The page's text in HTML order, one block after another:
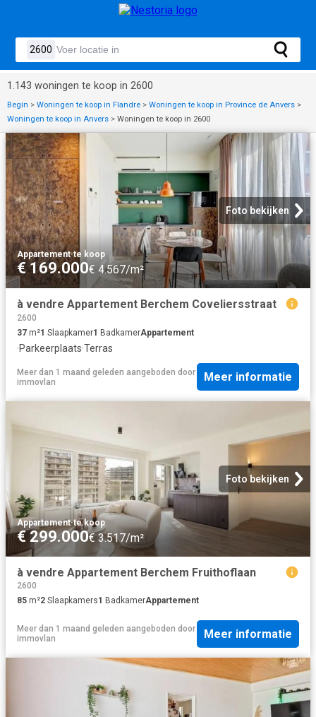
1.143 woningen te koop in 2600
Begin > Woningen te koop in Flandre > Woningen te koop in Province de Anvers >
Woningen te koop in Anvers > Woningen te koop in 2600
Foto bekijken
Appartement·te koop
€ 169.000€ 4.567/m²
à vendre Appartement Berchem Coveliersstraat
2600
37 m²1 Slaapkamer1 BadkamerAppartement
·Parkeerplaats·Terras
Meer dan 1 maand geleden aangeboden door
immovlan
Meer informatie
Foto bekijken
Appartement·te koop
€ 299.000€ 3.517/m²
à vendre Appartement Berchem Fruithoflaan
2600
85 m²2 Slaapkamers1 BadkamerAppartement
Meer dan 1 maand geleden aangeboden door
immovlan
Meer informatie